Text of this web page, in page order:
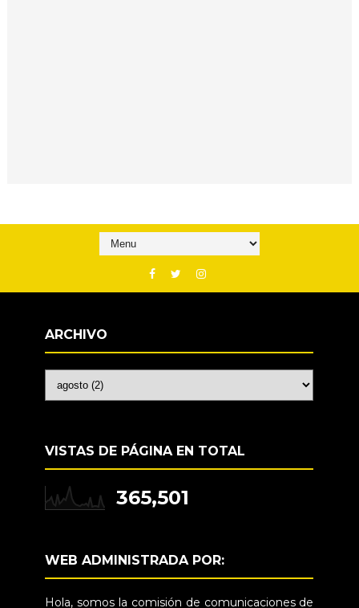
ARCHIVO
VISTAS DE PÁGINA EN TOTAL
365,501
WEB ADMINISTRADA POR:
Hola, somos la comisión de comunicaciones de